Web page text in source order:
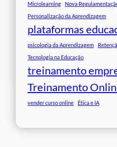
Microlearning
Nova
Personalização da Aprendizagem
plataformas
psicologia da Aprendizagem
Tecnologia na Educação
treinamento
Treinamento
vender curso online Ética e IA